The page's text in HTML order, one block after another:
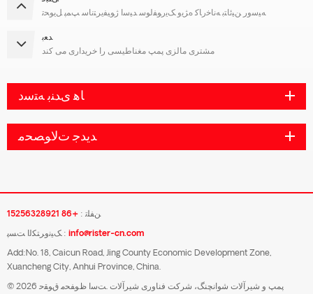
ﻪﯿﺳﻭﺭ ﻦﯿﺋﺎﺘﺑ ﻪﻧﺎﺧﺭﺎﮐ ﻩﮋﯾﻭ ﮏﯾﺭﻮﻔﻟﻮﺳ ﺪﯿﺳﺍ ﮊﻮﯿﻔﯾﺮﺘﻧﺎﺳ ﭗﻤﭘ ﻞﯾﻮﺤﺗ
ﺪﻌﺑ
مشتری مالزی پمپ مغناطیسی را خریداری می کند
ﺎﻫ ﯼﺪﻨﺑ ﻪﺘﺳﺩ
ﺪﯾﺪﺟ ﺕﻻ ﻮﺼﺤﻣ
ﻦﻔﻠﺗ : +86 15256328921
ﮏﯿﻧﻭﺮﺘﮑﻟﺍ ﺖﺴﭘ : info@rister-cn.com
Add:No. 18, Caicun Road, Jing County Economic Development Zone,
Xuancheng City, Anhui Province, China.
© 2026 پمپ و شیرآلات شوانچنگ، شرکت فناوری شیرآلات .ﺖﺳﺍ ﻅﻮﻔﺤﻣ ﻕﻮﻘﺣ